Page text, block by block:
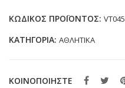
(22-
ποσότητα
ΚΩΔΙΚΌΣ ΠΡΟΪΌΝΤΟΣ:
ΚΑΤΗΓΟΡΊΑ: ΑΘΛΗΤΙΚΑ
ΚΟΙΝΟΠΟΙΗΣΤΕ